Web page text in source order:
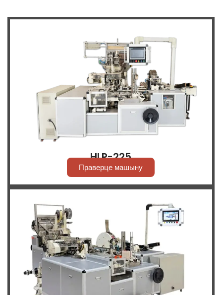
HLP-225
Праверце машыну